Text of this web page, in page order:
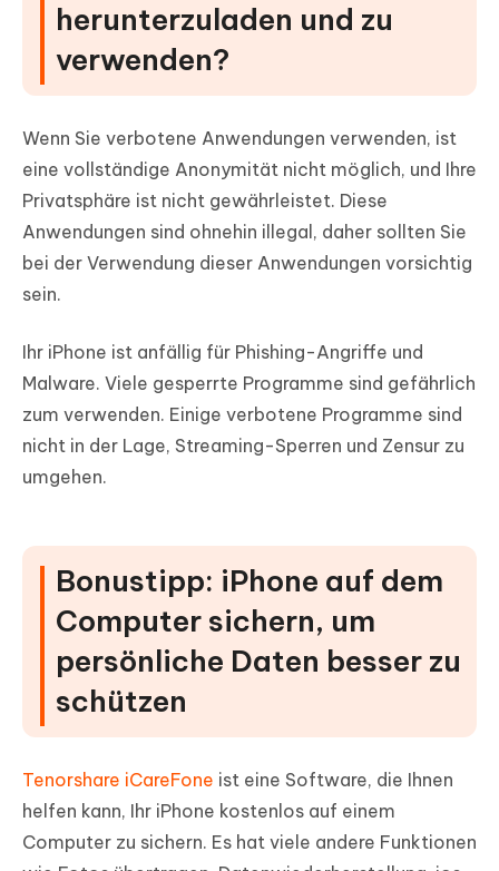
herunterzuladen und zu
verwenden?
Wenn Sie verbotene Anwendungen verwenden, ist
eine vollständige Anonymität nicht möglich, und Ihre
Privatsphäre ist nicht gewährleistet. Diese
Anwendungen sind ohnehin illegal, daher sollten Sie
bei der Verwendung dieser Anwendungen vorsichtig
sein.
Ihr iPhone ist anfällig für Phishing-Angriffe und
Malware. Viele gesperrte Programme sind gefährlich
zum verwenden. Einige verbotene Programme sind
nicht in der Lage, Streaming-Sperren und Zensur zu
umgehen.
Bonustipp: iPhone auf dem
Computer sichern, um
persönliche Daten besser zu
schützen
Tenorshare iCareFone ist eine Software, die Ihnen
helfen kann, Ihr iPhone kostenlos auf einem
Computer zu sichern. Es hat viele andere Funktionen